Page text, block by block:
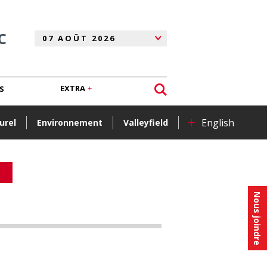
Nous joindre
Environnement Valleyfield + English
EXTRA